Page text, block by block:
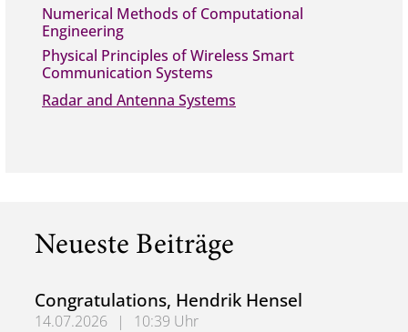
Numerical Methods of Computational
Engineering
Physical Principles of Wireless Smart
Communication Systems
Radar and Antenna Systems
Neueste Beiträge
Congratulations, Hendrik Hensel
14.07.2026 |
10:39 Uhr